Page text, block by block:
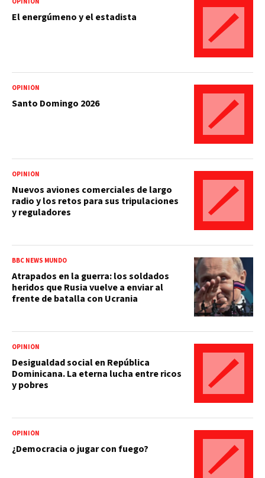
El energúmeno y el estadista
OPINIÓN
Santo Domingo 2026
OPINIÓN
Nuevos aviones comerciales de largo
radio y los retos para sus tripulaciones
y reguladores
BBC NEWS MUNDO
Atrapados en la guerra: los soldados
heridos que Rusia vuelve a enviar al
frente de batalla con Ucrania
OPINIÓN
Desigualdad social en República
Dominicana. La eterna lucha entre ricos
y pobres
OPINIÓN
¿Democracia o jugar con fuego?